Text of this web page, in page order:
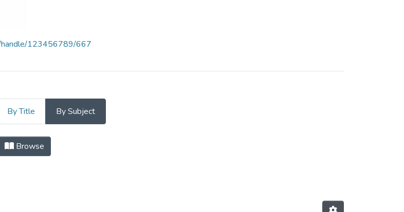
handle/123456789/667
By Title By Subject
by Subject "Agencia de Regulación y Control
Browse